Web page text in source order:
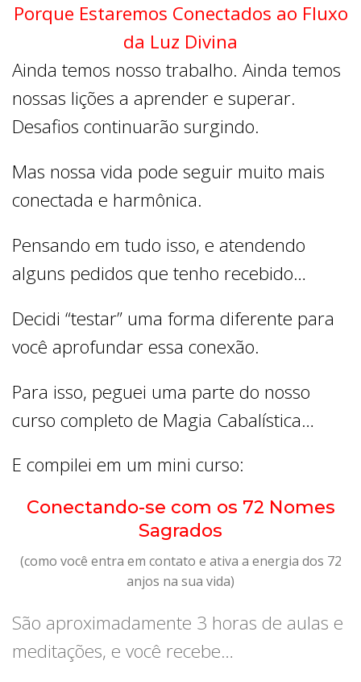
Porque Estaremos Conectados ao Fluxo
da Luz Divina
Ainda temos nosso trabalho. Ainda temos
nossas lições a aprender e superar.
Desafios continuarão surgindo.
Mas nossa vida pode seguir muito mais
conectada e harmônica.
Pensando em tudo isso, e atendendo
alguns pedidos que tenho recebido…
Decidi “testar” uma forma diferente para
você aprofundar essa conexão.
Para isso, peguei uma parte do nosso
curso completo de Magia Cabalística…
E compilei em um mini curso:
Conectando-se com os 72 Nomes
Sagrados
(como você entra em contato e ativa a energia dos 72
anjos na sua vida)
São aproximadamente 3 horas de aulas e
meditações, e você recebe…